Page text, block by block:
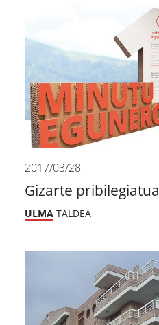
2017/03/28
Gizarte pribilegiatua
ULMA TALDEA